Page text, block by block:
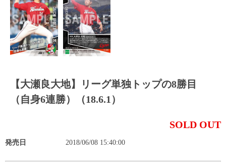
【大瀬良大地】リーグ単独トップの8勝目
（自身6連勝）（18.6.1）
SOLD OUT
発売日 2018/06/08 15:40:00